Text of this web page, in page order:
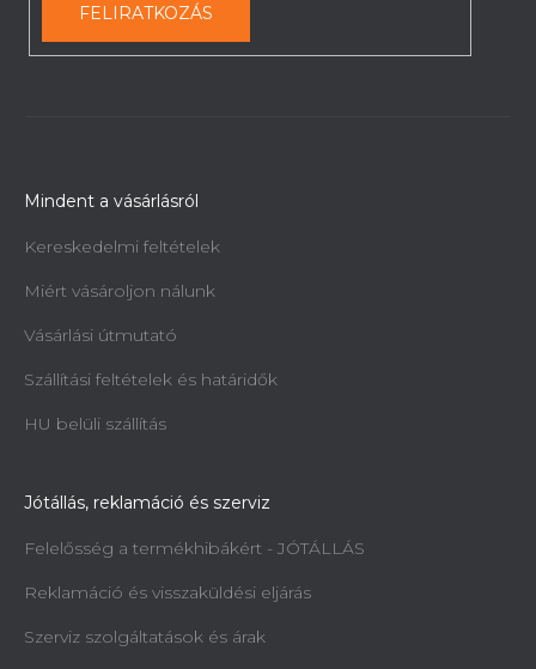
FELIRATKOZÁS
Mindent a vásárlásról
Kereskedelmi feltételek
Miért vásároljon nálunk
Vásárlási útmutató
Szállítási feltételek és határidők
HU belüli szállítás
Jótállás, reklamáció és szerviz
Felelősség a termékhibákért - JÓTÁLLÁS
Reklamáció és visszaküldési eljárás
Szerviz szolgáltatások és árak